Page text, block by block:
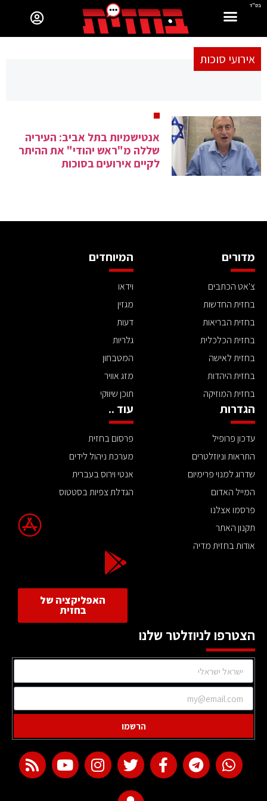
בס"ד
אירועי סוכות
אנטישמיות בתל אביב: העיריה
שללה מ"ראש יהודי" את ההיתר
לקיים אירועים בסוכות
מדורים
צ'אט הכתבים
בחזית החדשות
בחזית הבריאות
בחזית הכלכלית
בחזית לאישה
בחזית היהדות
בחזית המוזיקה
המיוחדים
וידאו
מגזין
דעות
גלריות
המטבחון
מזג אוויר
תוכן שיווקי
הגדרות
עדכון פרופיל
התראות וניוזלטרים
שדרוג למנוי פרימיום
המייל האדום
פרסמו אצלנו
תקנון האתר
אודות בחזית מדיה
עוד ..
פרסום בחזית
מערכת ניהול לידים
אנטי וירוס בעברית
הגדלת צפיות בסטטוס
האפליקציה של
בחזית
הצטרפו לניוזלטר שלנו
הרשמו